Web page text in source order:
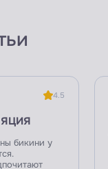
4.5
бикини у